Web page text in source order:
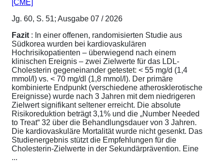
[CME]
Jg. 60, S. 51; Ausgabe 07 / 2026
Fazit : In einer offenen, randomisierten Studie aus
Südkorea wurden bei kardiovaskulären
Hochrisikopatienten – überwiegend nach einem
klinischen Ereignis – zwei Zielwerte für das LDL-
Cholesterin gegeneinander getestet: < 55 mg/d (1,4
mmol/l) vs. < 70 mg/dl (1,8 mmol/l). Der primäre
kombinierte Endpunkt (verschiedene atherosklerotische
Ereignisse) wurde nach 3 Jahren mit dem niedrigeren
Zielwert signifikant seltener erreicht. Die absolute
Risikoreduktion beträgt 3,1% und die „Number Needed
to Treat“ 32 über die Behandlungsdauer von 3 Jahren.
Die kardiovaskuläre Mortalität wurde nicht gesenkt. Das
Studienergebnis stützt die Empfehlungen für die
Cholesterin-Zielwerte in der Sekundärprävention. Eine
...